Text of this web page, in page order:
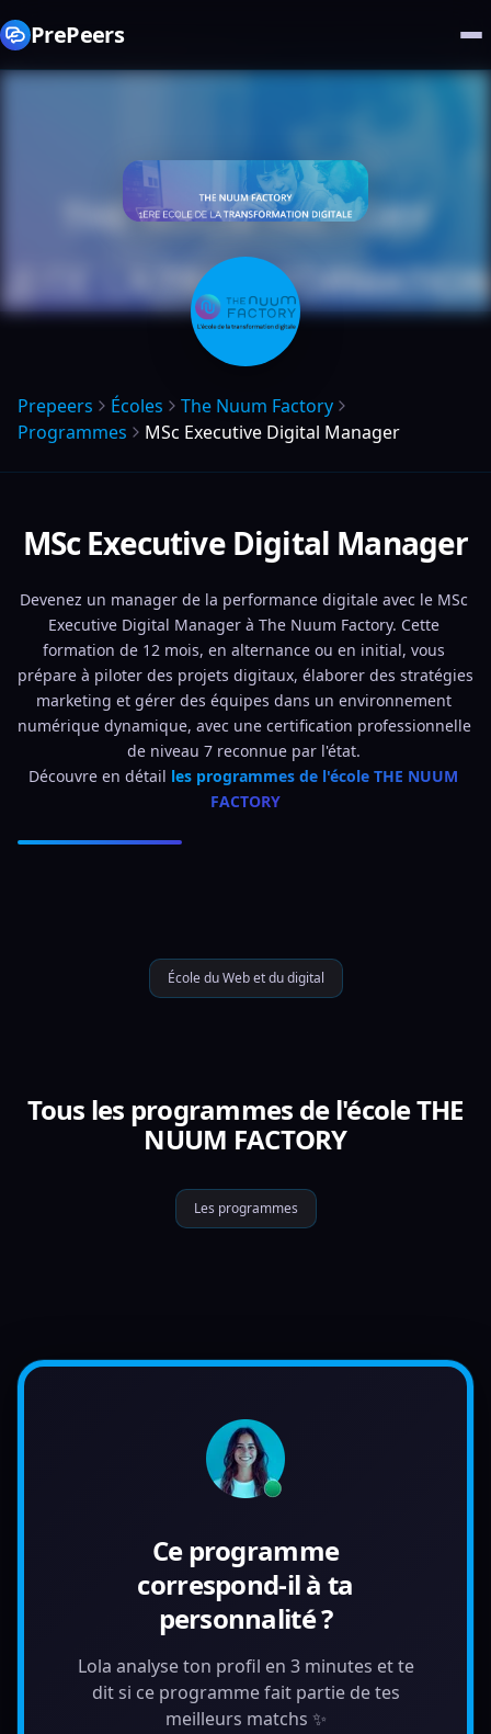
PrePeers
Prepeers Écoles
The Nuum Factory
Programmes
MSc Executive Digital Manager
MSc Executive Digital Manager
Devenez un manager de la performance digitale avec le MSc
Executive Digital Manager à The Nuum Factory. Cette
formation de 12 mois, en alternance ou en initial, vous
prépare à piloter des projets digitaux, élaborer des stratégies
marketing et gérer des équipes dans un environnement
numérique dynamique, avec une certification professionnelle
de niveau 7 reconnue par l'état.
Découvre en détail les programmes de l'école THE NUUM
FACTORY
École du Web et du digital
Tous les programmes de l'école THE
NUUM FACTORY
Les programmes
Ce programme
correspond-il à ta
personnalité ?
Lola analyse ton profil en 3 minutes et te
dit si ce programme fait partie de tes
meilleurs matchs ✨